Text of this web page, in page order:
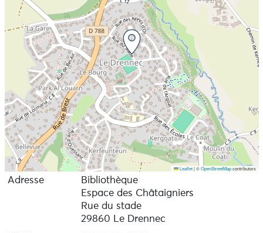
Leaflet |©OpenStreetMapcontributors
Adresse
Bibliothèque
Espace des Châtaigniers
Rue du stade
29860 Le Drennec